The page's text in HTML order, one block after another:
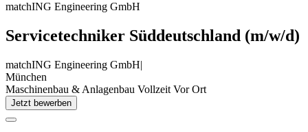
matchING Engineering GmbH
Servicetechniker Süddeutschland (m/w/d)
matchING Engineering GmbH|
München
Maschinenbau & Anlagenbau Vollzeit Vor Ort
Jetzt bewerben